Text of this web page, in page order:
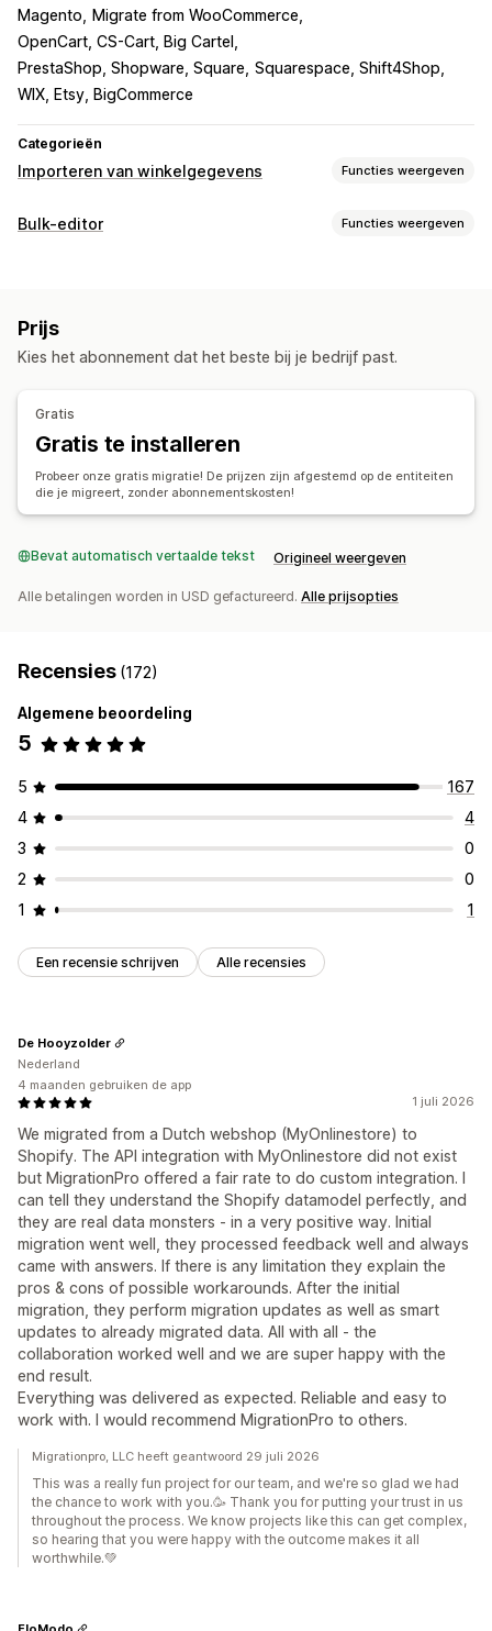
Magento
Migrate from WooCommerce
OpenCart, CS-Cart, Big Cartel
PrestaShop, Shopware, Square Squarespace, Shift4Shop
WIX, Etsy, BigCommerce
Categorieën
Importeren van winkelgegevens Functies weergeven
Gegevenssynchronisatie
Gegevensmigratie
Ondersteuning van grote bestanden
Collecties
Klanten Kortingen
Bulk-editor Functies weergeven
Afbeeldingen
Beschrijvingen Voorraad Metavelden Collecties
Gegevenssynchronisatie Rollback Bulkbewerkingen
Prijs
Kies het abonnement dat het beste bij je bedrijf past.
Gratis
Gratis te installeren
Probeer onze gratis migratie! De prijzen zijn afgestemd op de entiteiten
die je migreert, zonder abonnementskosten!
Bevat automatisch vertaalde tekst Origineel weergeven
Alle betalingen worden in USD gefactureerd. Alle prijsopties
Recensies (172)
Algemene beoordeling
5
5
167
4
4
3
0
2
0
1
1
Een recensie schrijven Alle recensies
1 juli 2026
We migrated from a Dutch webshop (MyOnlinestore) to
Shopify. The API integration with MyOnlinestore did not exist
but MigrationPro offered a fair rate to do custom integration. I
can tell they understand the Shopify datamodel perfectly, and
they are real data monsters - in a very positive way. Initial
migration went well, they processed feedback well and always
came with answers. If there is any limitation they explain the
pros & cons of possible workarounds. After the initial
migration, they perform migration updates as well as smart
updates to already migrated data. All with all - the
collaboration worked well and we are super happy with the
end result.
Everything was delivered as expected. Reliable and easy to
work with. I would recommend MigrationPro to others.
De Hooyzolder
Nederland
4 maanden gebruiken de app
Migrationpro, LLC heeft geantwoord 29 juli 2026
This was a really fun project for our team, and we're so glad we had
the chance to work with you.🥳 Thank you for putting your trust in us
throughout the process. We know projects like this can get complex,
so hearing that you were happy with the outcome makes it all
worthwhile.💚